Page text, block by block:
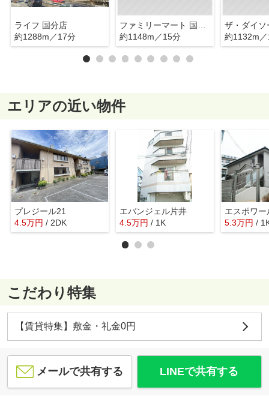
ライフ 国分店
約1288m／17分
約1148m／15分
約1132m
エリアの近い物件
プレジール21
4.5万円 / 2DK
エバンジェル片井
4.5万円 / 1K
エスポワー
5.3万円 /
こだわり特集
【賃貸特集】敷金・礼金0円
メールで共有する LINEで共有する